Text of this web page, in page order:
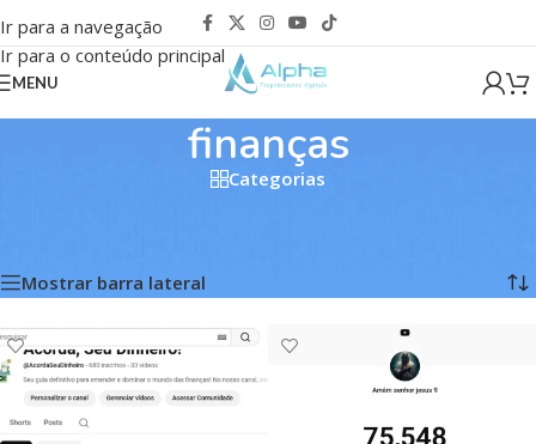
Ir para a navegação
Ir para o conteúdo principal
MENU
finanças
Categorias
Mostrar barra lateral